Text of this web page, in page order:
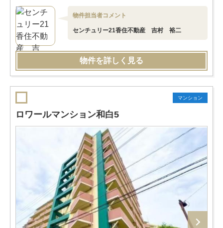
物件担当者コメント
センチュリー21香住不動産 吉村 裕二
物件を詳しく見る
マンション
ロワールマンション和白5